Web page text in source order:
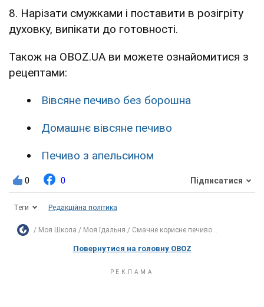
8. Нарізати смужками і поставити в розігріту
духовку, випікати до готовності.
Також на OBOZ.UA ви можете ознайомитися з
рецептами:
Вівсяне печиво без борошна
Домашнє вівсяне печиво
Печиво з апельсином
0 0 Підписатися
Теги Редакційна політика
Моя Школа Моя їдальня Смачне корисне печиво...
Повернутися на головну OBOZ